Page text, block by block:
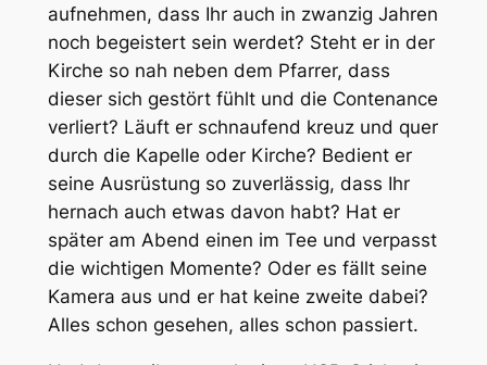
aufnehmen, dass Ihr auch in zwanzig Jahren
noch begeistert sein werdet? Steht er in der
Kirche so nah neben dem Pfarrer, dass
dieser sich gestört fühlt und die Contenance
verliert? Läuft er schnaufend kreuz und quer
durch die Kapelle oder Kirche? Bedient er
seine Ausrüstung so zuverlässig, dass Ihr
hernach auch etwas davon habt? Hat er
später am Abend einen im Tee und verpasst
die wichtigen Momente? Oder es fällt seine
Kamera aus und er hat keine zweite dabei?
Alles schon gesehen, alles schon passiert.